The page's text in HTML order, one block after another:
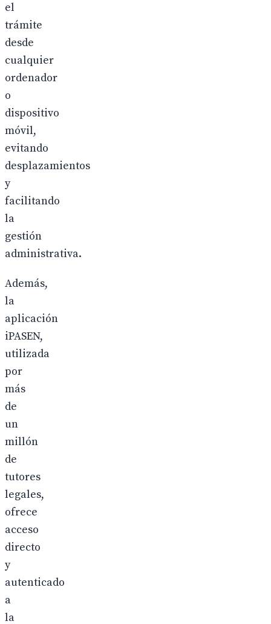
el
trámite
desde
cualquier
ordenador
o
dispositivo
móvil,
evitando
desplazamientos
y
facilitando
la
gestión
administrativa.
Además,
la
aplicación
iPASEN,
utilizada
por
más
de
un
millón
de
tutores
legales,
ofrece
acceso
directo
y
autenticado
a
la